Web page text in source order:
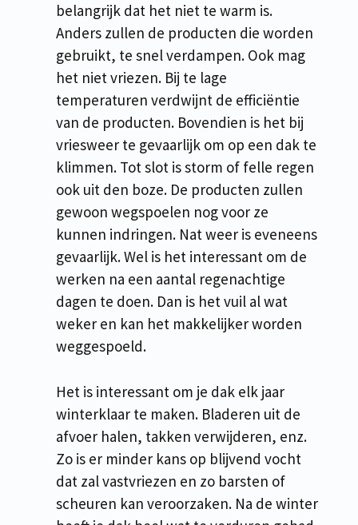
belangrijk dat het niet te warm is.
Anders zullen de producten die worden
gebruikt, te snel verdampen. Ook mag
het niet vriezen. Bij te lage
temperaturen verdwijnt de efficiëntie
van de producten. Bovendien is het bij
vriesweer te gevaarlijk om op een dak te
klimmen. Tot slot is storm of felle regen
ook uit den boze. De producten zullen
gewoon wegspoelen nog voor ze
kunnen indringen. Nat weer is eveneens
gevaarlijk. Wel is het interessant om de
werken na een aantal regenachtige
dagen te doen. Dan is het vuil al wat
weker en kan het makkelijker worden
weggespoeld.
Het is interessant om je dak elk jaar
winterklaar te maken. Bladeren uit de
afvoer halen, takken verwijderen, enz.
Zo is er minder kans op blijvend vocht
dat zal vastvriezen en zo barsten of
scheuren kan veroorzaken. Na de winter